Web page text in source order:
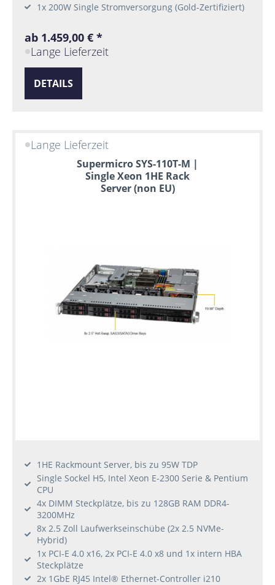
1x 200W Single Stromversorgung (Gold-Zertifiziert)
ab 1.459,00 € *
Lange Lieferzeit
DETAILS
Lange Lieferzeit
Supermicro SYS-110T-M |
Single Xeon 1HE Rack
Server (non EU)
1HE Rackmount Server, bis zu 95W TDP
Single Sockel H5, Intel Xeon E-2300 Serie & Pentium
CPU
4x DIMM Steckplätze, bis zu 128GB RAM DDR4-
3200MHz
8x 2.5 Zoll Laufwerkseinschübe (2x 2.5 NVMe-
Hybrid)
1x PCI-E 4.0 x16, 2x PCI-E 4.0 x8 und 1x intern HBA
Steckplätze
2x 1GbE RJ45 Intel® Ethernet-Controller i210